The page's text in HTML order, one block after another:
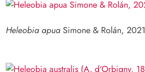
Heleobia apua Simone & Rolán, 2021